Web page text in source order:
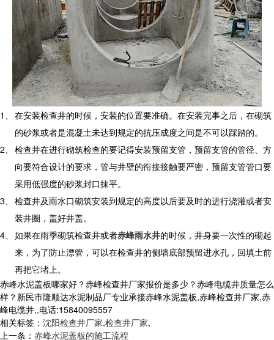
1、 在安装检查井的时候，安装的位置要准确。在安装完事之后，在砌筑
的砂浆或者是混凝土未达到规定的抗压成度之间是不可以踩踏的。
2、 检查井在进行砌筑检查的要记得安装预留支管，预留支管的管径、方
向要符合设计的要求，管与井壁的衔接接触要严密，预留支管管口要
采用低强度的砂浆封口抹平。
3、 检查井及雨水口砌筑安装到规定的高度以后要及时的进行浇灌或者安
装井圈，盖好井盖。
4、 如果在雨季砌筑检查井或者赤峰雨水井的时候，井身要一次性的砌起
来，为了防止漂管，可以在检查井的侧墙底部预留进水孔，回填土前
再把它堵上。
赤峰水泥盖板哪家好？赤峰检查井厂家报价是多少？赤峰电缆井质量怎么
样？新民市隆顺达水泥制品厂专业承接赤峰水泥盖板,赤峰检查井厂家,赤
峰电缆井,,电话:15840095557
相关标签： 沈阳检查井厂家,检查井厂家,
上一条： 赤峰水泥盖板的施工流程